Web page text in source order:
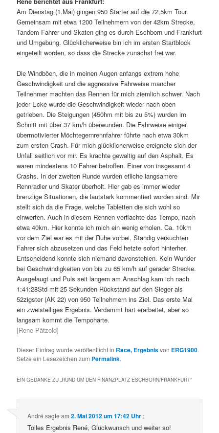
Am Dienstag (1.Mai) gingen 950 Starter auf die 72,5km Tour.
Gemeinsam mit etwa 1200 Teilnehmern von der 42km Strecke,
Tandem-Fahrer und Skaten ging es durch Eschborn und Frankfurt
und Umgebung. Glücklicherweise bin ich im ersten Startblock
eingeteilt worden, so dass die Strecke zunächst frei war.
Die Windböen, die in meinen Augen anfangs extrem hohe
Geschwindigkeit und die aggressive Fahrweise mancher
Teilnehmer machten das Rennen für mich ziemlich schwer. Nach
jeder Ecke wurde die Geschwindigkeit wieder nach oben
getrieben. Die Steigungen (450hm mit bis zu 5%) wurden im
Schnitt mit über 37 km/h überwunden. Die Fahrweise einiger
übermotivierter Möchtegernrennfahrer führte nach etwa 30km
zum ersten Crash. Für mich glücklicherweise ereignete sich der
Unfall seitlich vor mir. Es krachte gewaltig auf den Asphalt. Es
waren mindestens 10 Fahrer betroffen. Einer von insgesamt 4
Crashs. In der zweiten Runde wurden etliche langsamere
Rennradler und Skater überholt. Hier gab es immer wieder
brenzlige Situationen, die lautstark kommentiert worden sind. Mir
stellt sich da die Frage, welche Tabletten die sich wohl so
einwerfen. Auch in diesem Rennen verflachte das Tempo, nach
etwa 40km. Hier konnte ich mich ein wenig erholen. Ca. 10km
vor dem Ziel war es mit der Ruhe vorbei. Ständig versuchten
Fahrer sich abzusetzen und das Feld hetzte sofort hinterher.
Entscheidend konnte sich niemand davonstehlen. Kein Wunder
bei Geschwindigkeiten von bis zu 65 km/h auf gerader Strecke.
Ausgelaugt und Puls seit langem am Anschlag kam ich nach
1:41:28Std mit 25 Sekunden Rückstand auf den Sieger als
52zigster (AK 22) von 950 Teilnehmern ins Ziel. Das erste Mal
ein zweistelliges Ergebnis. Verdammt hart erarbeitet, aber so
langsam kommt die Tempohärte.
[Rene Pätzold]
Dieser Eintrag wurde veröffentlicht in Race, Ergebnisvon ERG1900.
Setze ein Lesezeichen zum Permalink.
EIN GEDANKE ZU „RUND UM DEN FINANZPLATZ ESCHBORN/FRANKFURT“
André sagte am2. Mai 2012 um 17:42 Uhr :
Tolles Ergebnis René, Glückwunsch und weiter so!